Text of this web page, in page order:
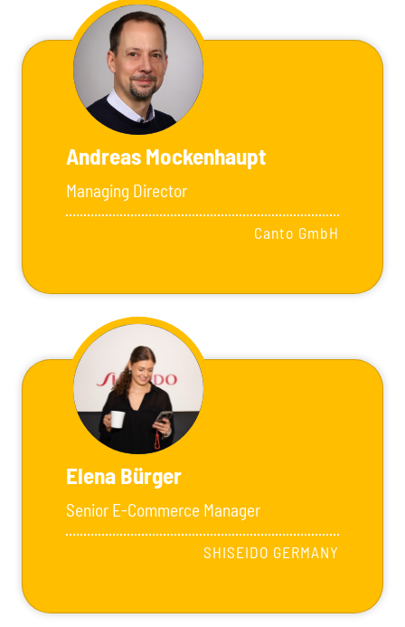
Andreas Mockenhaupt
Managing Director
Canto GmbH
Elena Bürger
Senior E-Commerce Manager
SHISEIDO GERMANY